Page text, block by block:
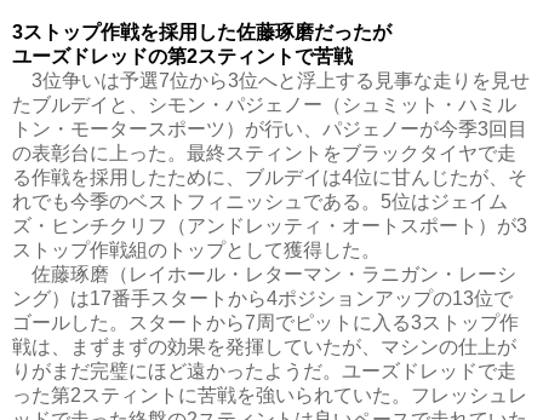
3ストップ作戦を採用した佐藤琢磨だったが
ユーズドレッドの第2スティントで苦戦
3位争いは予選7位から3位へと浮上する見事な走りを見せ
たブルデイと、シモン・パジェノー（シュミット・ハミル
トン・モータースポーツ）が行い、パジェノーが今季3回目
の表彰台に上った。最終スティントをブラックタイヤで走
る作戦を採用したために、ブルデイは4位に甘んじたが、そ
れでも今季のベストフィニッシュである。5位はジェイム
ズ・ヒンチクリフ（アンドレッティ・オートスポート）が3
ストップ作戦組のトップとして獲得した。
佐藤琢磨（レイホール・レターマン・ラニガン・レーシ
ング）は17番手スタートから4ポジションアップの13位で
ゴールした。スタートから7周でピットに入る3ストップ作
戦は、まずまずの効果を発揮していたが、マシンの仕上が
りがまだ完璧にほど遠かったようだ。ユーズドレッドで走
った第2スティントに苦戦を強いられていた。フレッシュレ